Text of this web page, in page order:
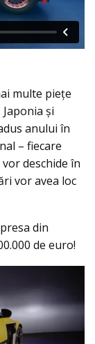
multe piețe
și
anului în
– fiecare
deschide în
vor avea loc
din
de euro!